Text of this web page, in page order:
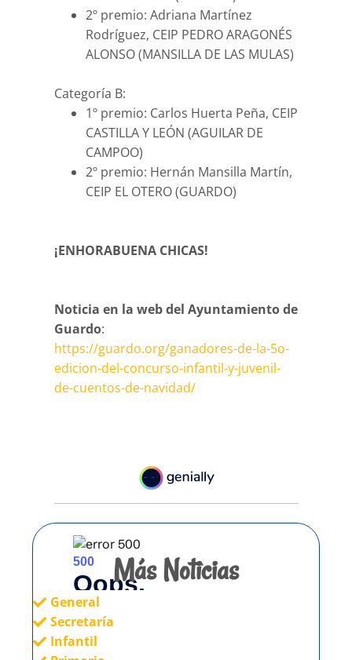
2º premio: Adriana Martínez
Rodríguez, CEIP PEDRO ARAGONÉS
ALONSO (MANSILLA DE LAS MULAS)
Categoría B:
1º premio: Carlos Huerta Peña, CEIP
CASTILLA Y LEÓN (AGUILAR DE
CAMPOO)
2º premio: Hernán Mansilla Martín,
CEIP EL OTERO (GUARDO)
¡ENHORABUENA CHICAS!
Noticia en la web del Ayuntamiento de
Guardo:
https://guardo.org/ganadores-de-la-5o-
edicion-del-concurso-infantil-y-juvenil-
de-cuentos-de-navidad/
Más Noticias
General
Secretaría
Infantil